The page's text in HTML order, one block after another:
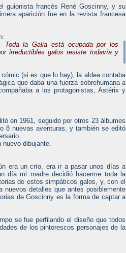
guionista francés René Goscinny, y su
aparición fue en la revista francesa
la Galia está ocupada por los
irreductibles galos resiste todavía y
(si es que lo hay), la aldea contaba
que daba una fuerza sobrehumana a
a los protagonistas, Astérix y
en 1961, seguido por otros 23 álbumes
8 nuevas aventuras, y también se editó
dibujante.
era un crío, era ir a pasar unos días a
día mi madre decidió hacerme toda la
de estos simpáticos galos, y, con el
nuevos detalles que antes posiblemente
de Goscinny es la forma de captar a
se fue perfilando el diseño que todos
de los pintorescos personajes de la